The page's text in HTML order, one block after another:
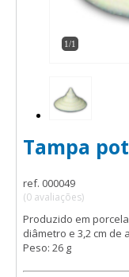
1/1
Tampa
ref. 000049
(0 avaliações)
Produzido em
diâmetro e 3,2 cm de
Peso: 26 g